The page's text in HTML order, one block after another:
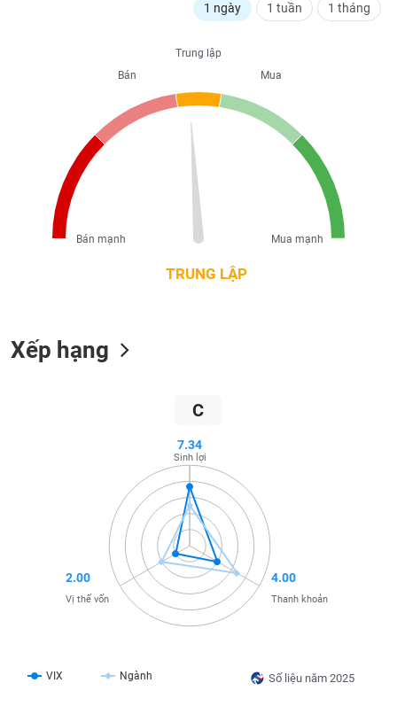
1 ngày 1 tuần 1 tháng
TRUNG LẬP
Trung lập
Mua
Mua mạnh
Bán
Bán mạnh
Xếp hạng
C
Số liệu năm 2025
VIX Ngành
7.34
Sinh lợi
4.00
Thanh khoản
2.00
Vị thế vốn
DÙNG
THIẾT
YẾU
SỨC
KHỎE
NGHỆ
THÔNG